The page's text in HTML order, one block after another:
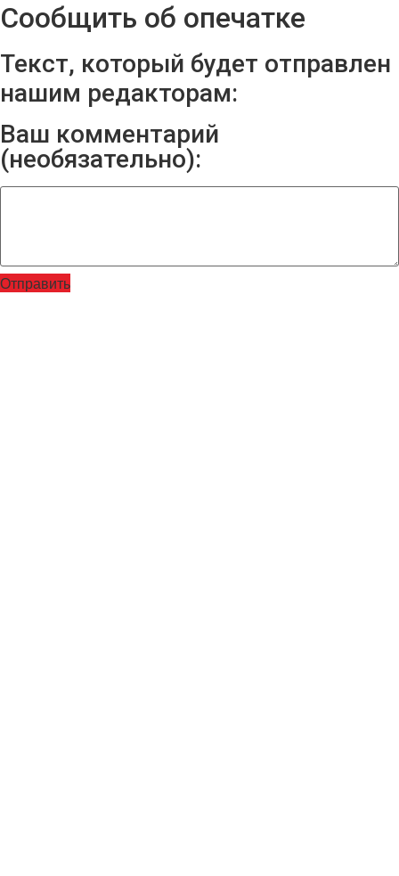
Сообщить об опечатке
Текст, который будет отправлен
нашим редакторам:
Ваш комментарий
(необязательно):
Отправить